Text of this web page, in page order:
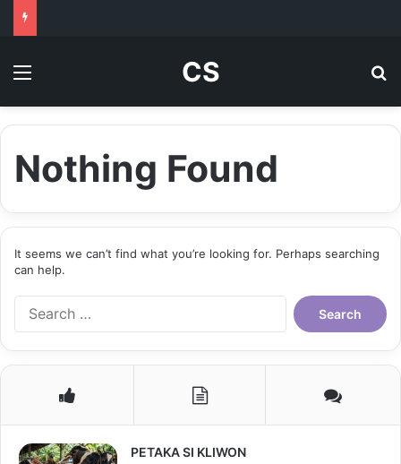
Menu CS
Nothing Found
It seems we can’t find what you’re looking for. Perhaps searching
can help.
Search
for:
PETAKA SI KLIWON